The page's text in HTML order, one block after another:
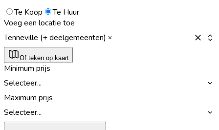
Te Koop
Te Huur
Voeg een locatie toe
Tenneville (+ deelgemeenten)
Of teken op kaart
Minimum prijs
Selecteer...
Maximum prijs
Selecteer...